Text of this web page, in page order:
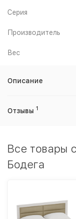
Серия
Производитель
Вес
Описание
Отзывы 1
Все товары
Бодега